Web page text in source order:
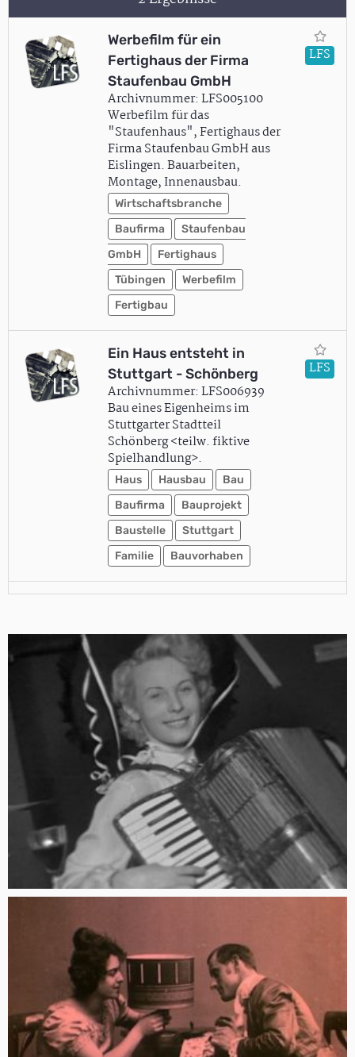
Werbefilm für ein
Fertighaus der Firma
Staufenbau GmbH
Archivnummer: LFS005100
Werbefilm für das
"Staufenhaus", Fertighaus der
Firma Staufenbau GmbH aus
Eislingen. Bauarbeiten,
Montage, Innenausbau.
Wirtschaftsbranche
Baufirma
Staufenbau
GmbH
Fertighaus
Tübingen
Werbefilm
Fertigbau
LFS
Ein Haus entsteht in
Stuttgart - Schönberg
Archivnummer: LFS006939
Bau eines Eigenheims im
Stuttgarter Stadtteil
Schönberg <teilw. fiktive
Spielhandlung>.
Haus Hausbau
Bau
Baufirma
Bauprojekt
Baustelle
Stuttgart
Familie
Bauvorhaben
LFS